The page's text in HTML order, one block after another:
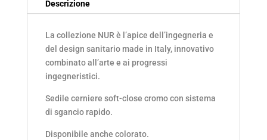
BIANCO
quantità
Descrizione
La collezione NUR è l’apice dell’ingegneria e
del design sanitario made in Italy, innovativo
combinato all’arte e ai progressi
ingegneristici.
Sedile cerniere soft-close cromo con sistema
di sgancio rapido.
Disponibile anche colorato.